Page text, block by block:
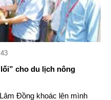
cho du lịch nông
Đồng khoác lên mình